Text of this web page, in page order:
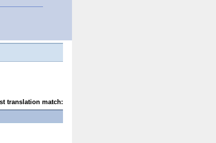
translation match: